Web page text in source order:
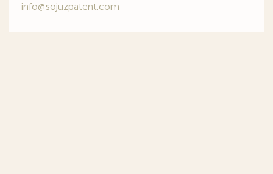
info@sojuzpatent.com